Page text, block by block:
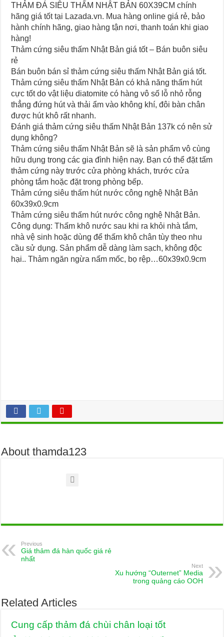
THẢM ĐÁ SIÊU THẤM NHẬT BẢN 60X39CM chính
hãng giá tốt tại Lazada.vn. Mua hàng online giá rẻ, bảo
hành chính hãng, giao hàng tận nơi, thanh toán khi giao
hàng!
Thảm cứng siêu thấm Nhật Bản giá tốt – Bán buôn siêu
rẻ
Bán buôn bán sỉ thảm cứng siêu thấm Nhật Bản giá tốt.
Thảm cứng siêu thấm Nhật Bản có khả năng thấm hút
cực tốt do vật liệu diatomite có hàng vô số lỗ nhỏ rỗng
thẳng đứng hút và thải ẩm vào không khí, đôi bàn chân
được hút khô rất nhanh.
Đánh giá thảm cứng siêu thấm Nhật Bản 137k có nên sử
dụng không?
Thảm cứng siêu thấm Nhật Bản sẽ là sản phẩm vô cùng
hữu dụng trong các gia đình hiện nay. Bạn có thể đặt tấm
thảm cứng này trước cửa phòng khách, trước cửa
phòng tắm hoặc đặt trong phòng bếp.
Thảm cứng siêu thấm hút nước công nghệ Nhật Bản
60x39x0.9cm
Thảm cứng siêu thấm hút nước công nghệ Nhật Bản.
Công dụng: Thấm khô nước sau khi ra khỏi nhà tắm,
nhà vệ sinh hoặc dùng để thấm khô chân tùy theo nhu
cầu sử dụng. Sản phẩm dễ dàng làm sạch, không độc
hại.. Thảm ngăn ngừa nấm mốc, bọ rệp…60x39x0.9cm
About thamda123
Previous
Giá thảm đá hàn quốc giá rẻ
nhất
Next
Xu hướng “Outernet” Media
trong quảng cáo OOH
Related Articles
Cung cấp thảm đá chùi chân loại tốt